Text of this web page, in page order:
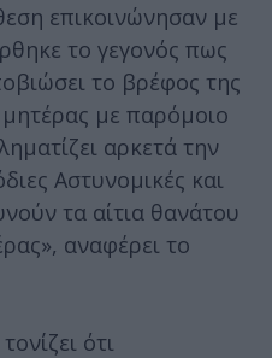
επικοινώνησαν με
το γεγονός πως
το βρέφος της
με παρόμοιο
αρκετά την
Αστυνομικές και
τα αίτια θανάτου
αναφέρει το
ότι